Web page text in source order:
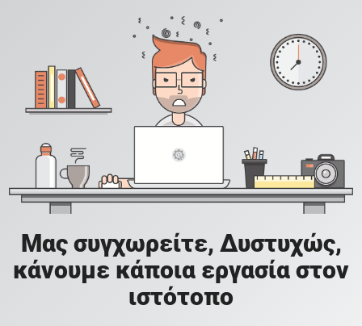
Μας συγχωρείτε, Δυστυχώς,
κάνουμε κάποια εργασία στον
ιστότοπο